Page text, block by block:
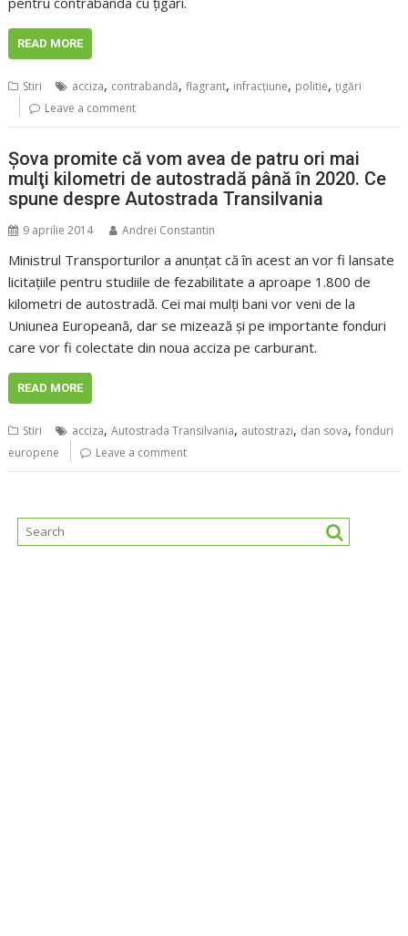
READ MORE
Stiri acciza, contrabandă,flagrant, infracţiune, politie,ţigări
Leave a comment
Şova promite că vom avea de patru ori mai
mulţi kilometri de autostradă până în 2020. Ce
spune despre Autostrada Transilvania
9 aprilie 2014 Andrei Constantin
Ministrul Transporturilor a anunţat că în acest an vor fi lansate
licitaţiile pentru studiile de fezabilitate a aproape 1.800 de
kilometri de autostradă. Cei mai mulţi bani vor veni de la
Uniunea Europeană, dar se mizează şi pe importante fonduri
care vor fi colectate din noua acciza pe carburant.
READ MORE
Stiri acciza,Autostrada Transilvania, autostrazi, dan sova,fonduri
europene
Leave a comment